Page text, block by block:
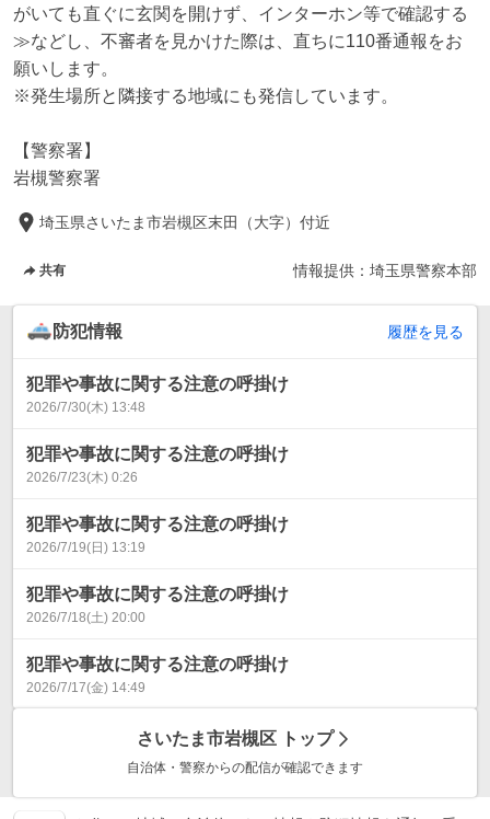
がいても直ぐに玄関を開けず、インターホン等で確認する
≫などし、不審者を見かけた際は、直ちに110番通報をお
願いします。
※発生場所と隣接する地域にも発信しています。
【警察署】
岩槻警察署
埼玉県さいたま市岩槻区末田（大字）付近
共有 情報提供： 埼玉県警察本部
防犯情報 履歴を見る
犯罪や事故に関する注意の呼掛け
2026/7/30(木) 13:48
犯罪や事故に関する注意の呼掛け
2026/7/23(木) 0:26
犯罪や事故に関する注意の呼掛け
2026/7/19(日) 13:19
犯罪や事故に関する注意の呼掛け
2026/7/18(土) 20:00
犯罪や事故に関する注意の呼掛け
2026/7/17(金) 14:49
さいたま市岩槻区 トップ
自治体・警察からの配信が確認できます